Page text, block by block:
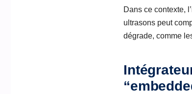
Dans ce contexte,
ultrasons peut
dégrade, comme